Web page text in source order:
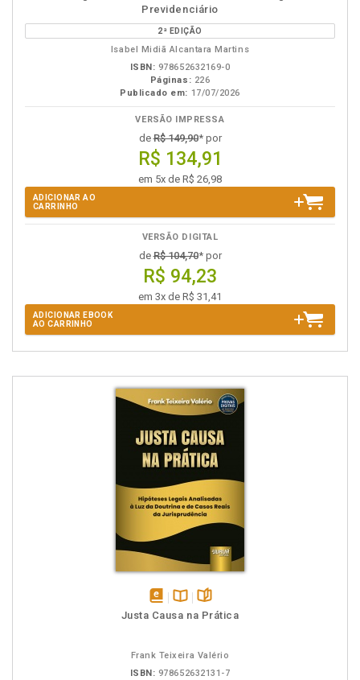
em
eBook
na
B.V.
Previdenciário
2ª EDIÇÃO
Isabel Midiã Alcantara Martins
ISBN: 978652632169-0
Páginas: 226
Publicado em: 17/07/2026
VERSÃO IMPRESSA
deR$ 149,90* por
R$ 134,91
em 5x de R$ 26,98
ADICIONAR AO
CARRINHO
VERSÃO DIGITAL
deR$ 104,70* por
R$ 94,23
em 3x de R$ 31,41
ADICIONAR EBOOK
AO CARRINHO
disponívelDisponível
páginas
Justa Causa na Prática
Frank Teixeira Valério
ISBN: 978652632131-7